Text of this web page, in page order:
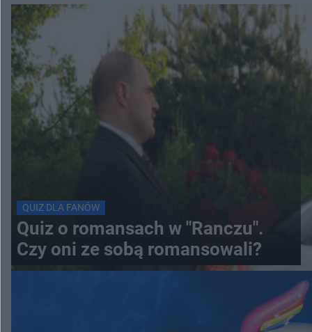
QUIZ DLA FANÓW
Quiz o romansach w "Ranczu".
Czy oni ze sobą romansowali?